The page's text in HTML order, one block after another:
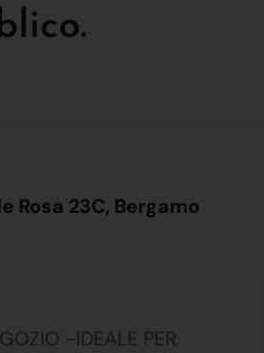
Rosa 23C, Bergamo
-IDEALE PER